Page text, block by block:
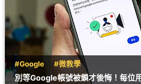
#Google #微教學
別等Google帳號被鎖才後悔！每位